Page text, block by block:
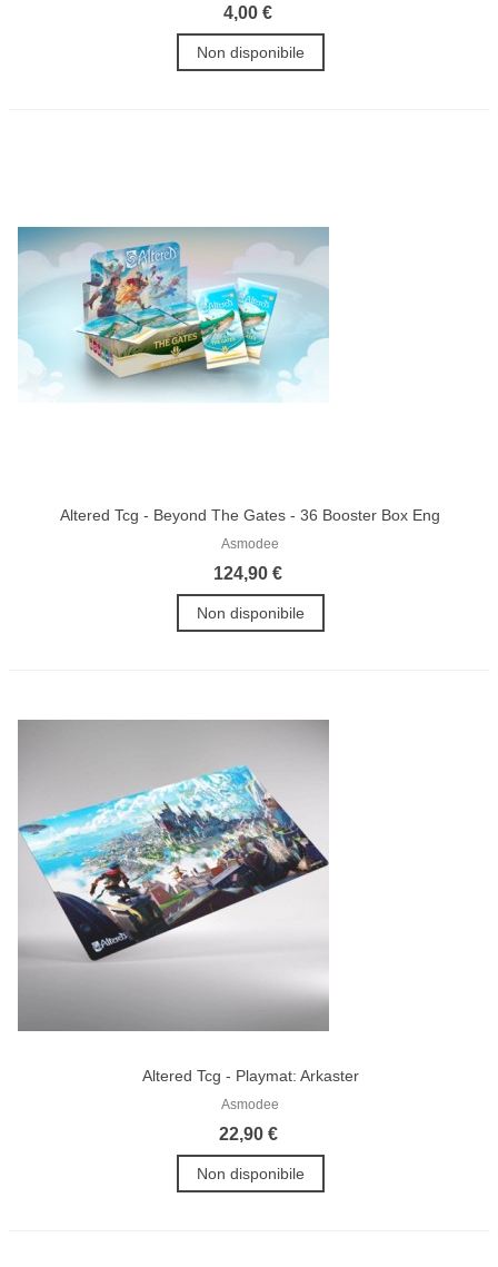
4,00 €
Non disponibile
Altered Tcg - Beyond The Gates - 36 Booster Box Eng
Asmodee
124,90 €
Non disponibile
Altered Tcg - Playmat: Arkaster
Asmodee
22,90 €
Non disponibile